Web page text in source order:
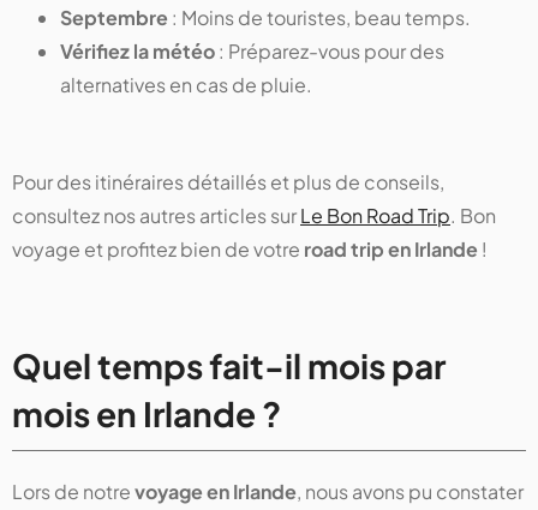
Septembre: Moins de touristes, beau temps.
Vérifiez la météo: Préparez-vous pour des
alternatives en cas de pluie.
Pour des itinéraires détaillés et plus de conseils,
consultez nos autres articles surLe Bon Road Trip. Bon
voyage et profitez bien de votre road trip en Irlande!
Quel temps fait-il mois par
mois en Irlande ?
Lors de notrevoyage en Irlande, nous avons pu constater